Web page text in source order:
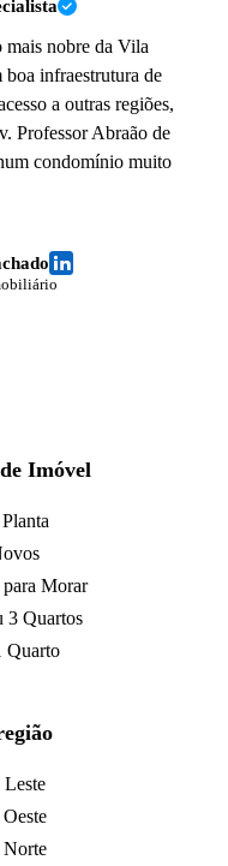
mais nobre da Vila
infraestrutura de
a outras regiões,
Professor Abraão de
condomínio muito
Imóvel
Morar
3 Quartos
Quarto
Norte